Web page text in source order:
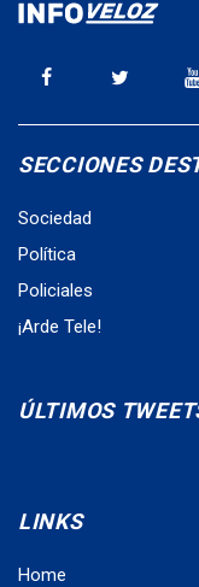
SECCIONES
Sociedad
Política
Policiales
¡Arde Tele!
ÚLTIMOS
LINKS
Home